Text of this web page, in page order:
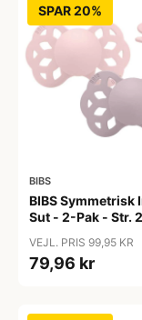
SPAR 20%
BIBS
BIBS Symmetrisk
Sut - 2-Pak - Str.
Blossom/Dusky
VEJL. PRIS 99,95 KR
79,96 kr